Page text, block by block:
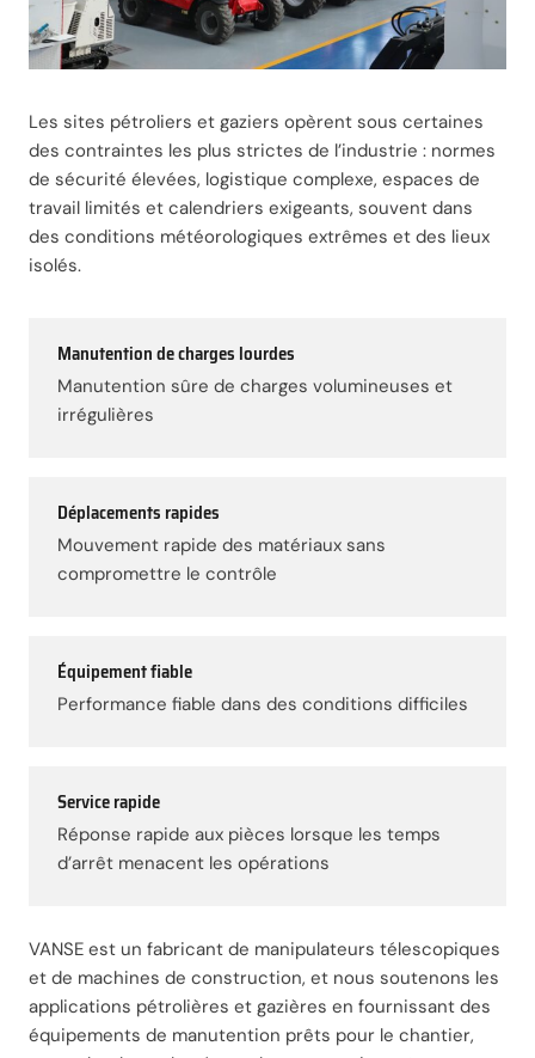
Les sites pétroliers et gaziers opèrent sous certaines
des contraintes les plus strictes de l’industrie : normes
de sécurité élevées, logistique complexe, espaces de
travail limités et calendriers exigeants, souvent dans
des conditions météorologiques extrêmes et des lieux
isolés.
Manutention de charges lourdes
Manutention sûre de charges volumineuses et
irrégulières
Déplacements rapides
Mouvement rapide des matériaux sans
compromettre le contrôle
Équipement fiable
Performance fiable dans des conditions difficiles
Service rapide
Réponse rapide aux pièces lorsque les temps
d’arrêt menacent les opérations
VANSE est un fabricant de manipulateurs télescopiques
et de machines de construction, et nous soutenons les
applications pétrolières et gazières en fournissant des
équipements de manutention prêts pour le chantier,